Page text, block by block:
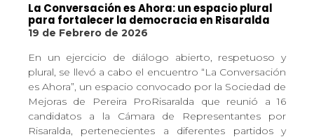
La Conversación es Ahora: un espacio plural
para fortalecer la democracia en Risaralda
19 de Febrero de 2026
En un ejercicio de diálogo abierto, respetuoso y
plural, se llevó a cabo el encuentro “La Conversación
es Ahora”, un espacio convocado por la Sociedad de
Mejoras de Pereira ProRisaralda que reunió a 16
candidatos a la Cámara de Representantes por
Risaralda, pertenecientes a diferentes partidos y